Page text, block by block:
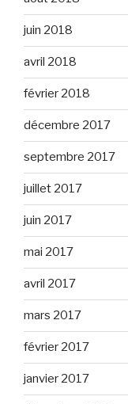
juin 2018
avril 2018
février 2018
décembre 2017
septembre 2017
juillet 2017
juin 2017
mai 2017
avril 2017
mars 2017
février 2017
janvier 2017